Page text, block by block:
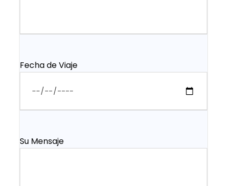
Fecha de Viaje
Su Mensaje